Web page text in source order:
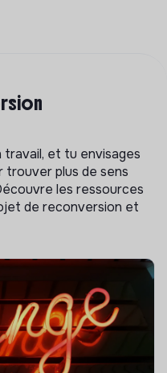
travail, et tu envisages
trouver plus de sens
les ressources
de reconversion et